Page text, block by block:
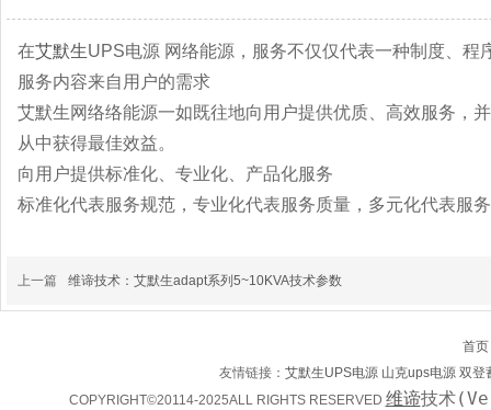
在艾默生UPS电源 网络能源，服务不仅仅代表一种制度、
服务内容来自用户的需求
艾默生网络络能源一如既往地向用户提供优质、高效服务，
从中获得最佳效益。
向用户提供标准化、专业化、产品化服务
标准化代表服务规范，专业化代表服务质量，多元化代表服
上一篇 维谛技术：艾默生adapt系列5~10KVA技术参数
首页
友情链接： 艾默生UPS电源 山克ups电源 双登
COPYRIGHT©20114-2025ALL RIGHTS RESERVED 维谛技术